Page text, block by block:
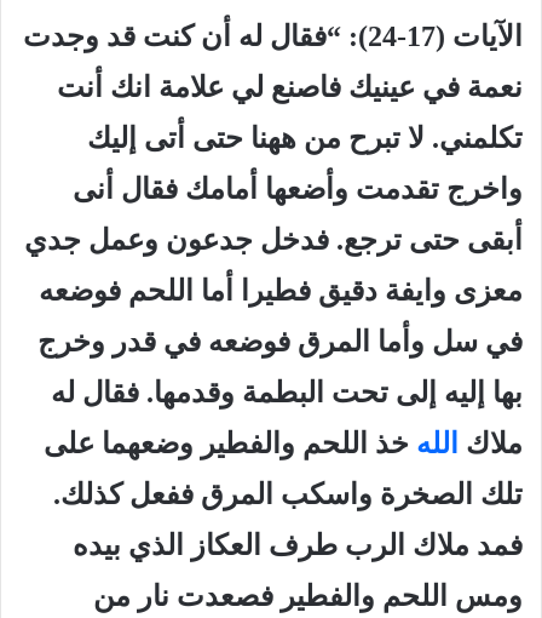
الآيات (17-24): “فقال له أن كنت قد وجدت
نعمة في عينيك فاصنع لي علامة انك أنت
تكلمني. لا تبرح من ههنا حتى أتى إليك
واخرج تقدمت وأضعها أمامك فقال أنى
أبقى حتى ترجع. فدخل جدعون وعمل جدي
معزى وايفة دقيق فطيرا أما اللحم فوضعه
في سل وأما المرق فوضعه في قدر وخرج
بها إليه إلى تحت البطمة وقدمها. فقال له
ملاك الله خذ اللحم والفطير وضعهما على
تلك الصخرة واسكب المرق ففعل كذلك.
فمد ملاك الرب طرف العكاز الذي بيده
ومس اللحم والفطير فصعدت نار من